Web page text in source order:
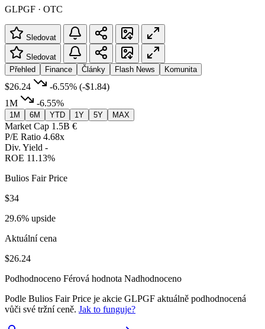
GLPGF · OTC
Sledovat
Sledovat
Přehled
Finance Články Flash News Komunita
$26.24 -6.55% (-$1.84)
1M
-6.55%
1M 6M YTD 1Y 5Y MAX
Market Cap 1.5B €
P/E Ratio 4.68x
Div. Yield -
ROE 11.13%
Bulios Fair Price
$34
29.6% upside
Aktuální cena
$26.24
Podhodnoceno Férová hodnota Nadhodnoceno
Podle Bulios Fair Price je akcie GLPGF aktuálně podhodnocená
vůči své tržní ceně. Jak to funguje?